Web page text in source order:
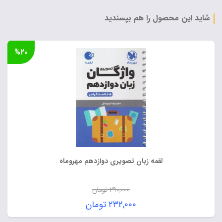
بود.
۹۲,۰۰۰ تومان.شاید این محصول را هم بپسندید
لقمه زبان تصویری دوازدهم مهروماه
۲۹۰,۰۰۰تومان
قیمت
اصلی:
۲۳۲,۰۰۰تومان
قیمت
%۲۰